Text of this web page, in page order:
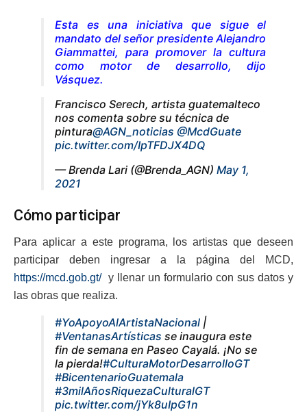
Esta es una iniciativa que sigue el
mandato del señor presidente Alejandro
Giammattei, para promover la cultura
como motor de desarrollo, dijo
Vásquez.
Francisco Serech, artista guatemalteco
nos comenta sobre su técnica de
pintura@AGN_noticias @McdGuate
pic.twitter.com/IpTFDJX4DQ
— Brenda Lari (@Brenda_AGN) May 1,
2021
Cómo participar
Para aplicar a este programa, los artistas que deseen
participar deben ingresar a la página del MCD,
https://mcd.gob.gt/y llenar un formulario con sus datos y
las obras que realiza.
#YoApoyoAlArtistaNacional |
#VentanasArtísticas se inaugura este
fin de semana en Paseo Cayalá. ¡No se
la pierda!#CulturaMotorDesarrolloGT
#BicentenarioGuatemala
#3milAñosRiquezaCulturalGT
pic.twitter.com/jYk8uIpG1n